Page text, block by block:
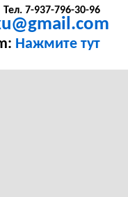
Тел. 7-937-796-30-96
Нажмите тут